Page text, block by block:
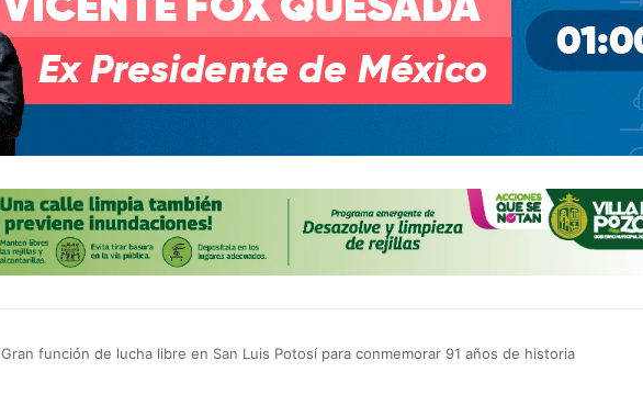
Gran función de lucha libre en San Luis Potosí para conmemorar 91 años de historia